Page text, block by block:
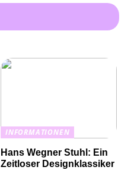
INFORMATIONEN
Hans Wegner Stuhl: Ein
Zeitloser Designklassiker